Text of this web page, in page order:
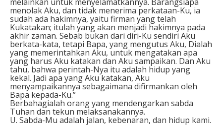
menolak Aku, dan tidak menerima perkataan-Ku, ia
sudah ada hakimnya, yaitu firman yang telah
Kukatakan; itulah yang akan menjadi hakimnya pada
akhir zaman. Sebab bukan dari diri-Ku sendiri Aku
berkata-kata, tetapi Bapa, yang mengutus Aku, Dialah
yang memerintahkan Aku, untuk mengatakan apa
yang harus Aku katakan dan Aku sampaikan. Dan Aku
tahu, bahwa perintah-Nya itu adalah hidup yang
kekal. Jadi apa yang Aku katakan, Aku
menyampaikannya sebagaimana difirmankan oleh
Bapa kepada-Ku.”
Berbahagialah orang yang mendengarkan sabda
Tuhan dan tekun melaksanakannya.
U. Sabda-Mu adalah jalan, kebenaran, dan hidup kami.